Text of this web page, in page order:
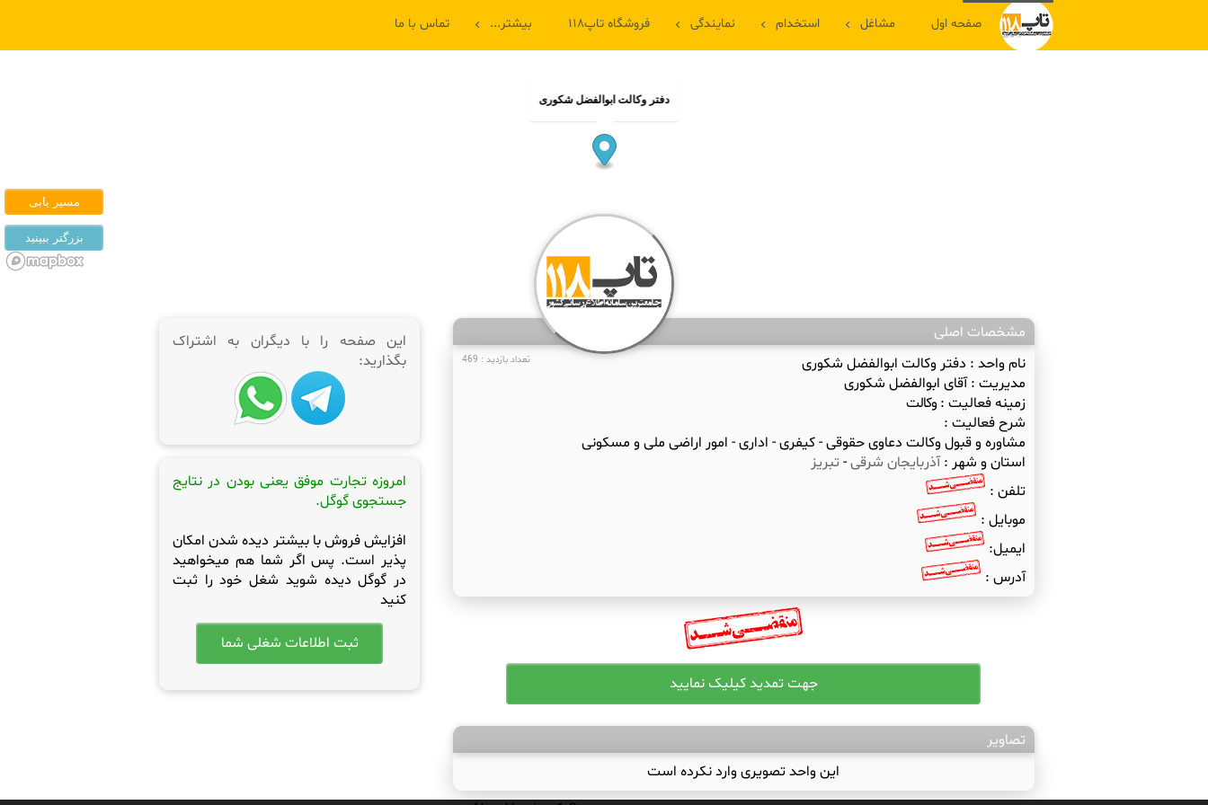
صفحه اول مشاغل استخدام نمایندگی فروشگاه تاپ۱۱۸ بیشتر... تماس با ما
دفتر وکالت ابوالفضل شکوری
مشخصات اصلی
تعداد بازدید : 469 نام واحد : دفتر وکالت ابوالفضل شکوری
مدیریت :آقای ابوالفضل شکوری
زمینه فعالیت :وکالت
شرح فعالیت :
مشاوره و قبول وکالت دعاوی حقوقی - کیفری - اداری - امور اراضی ملی و مسکونی
استان و شهر :آذربایجان شرقی- تبریز
تلفن :
موبایل :
ایمیل:
آدرس :
تصاویر
این واحد تصویری وارد نکرده است
این صفحه را با دیگران به اشتراک
بگذارید:
امروزه تجارت موفق یعنی بودن در نتایج
جستجوی گوگل.
افزایش فروش با بیشتر دیده شدن امکان
پذیر است. پس اگر شما هم میخواهید
در گوگل دیده شوید شغل خود را ثبت
کنید